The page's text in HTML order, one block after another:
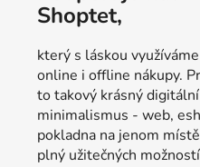
Shoptet,
který s láskou
online i offline nákupy.
to takový krásný digitální
minimalismus - web,
pokladna na jenom
plný užitečných